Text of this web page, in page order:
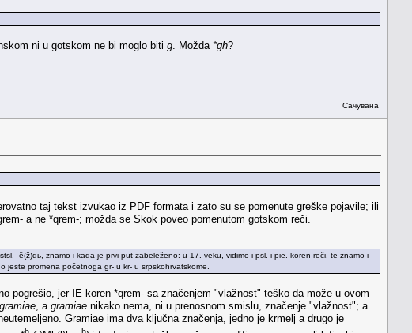
ni u gotskom ne bi moglo biti g . Možda *gh?
Сачувана
taj tekst izvukao iz PDF formata i zato su se pomenute greške pojavile; ili
a ne *qrem-; možda se Skok poveo pomenutom gotskom reči.
-ě(ž)dь, znamo i kada je prvi put zabeleženo: u 17. veku, vidimo i psl. i pie. koren reči, te znamo i
jeste promena početnoga gr- u kr- u srpskohrvatskome.
pogrešio, jer IE koren *qrem- sa značenjem "vlažnost" teško da može u ovom
gramiae , a gramiae nikako nema, ni u prenosnom smislu, značenje "vlažnost"; a
Gramiae ima dva ključna značenja, jedno je krmelj a drugo je